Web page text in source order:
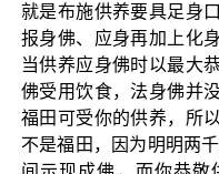
就是布施供养要具足身
报身佛、应身再加上化
当供养应身佛时以最大
佛受用饮食，法身佛并
福田可受你的供养，所
不是福田，因为明明两